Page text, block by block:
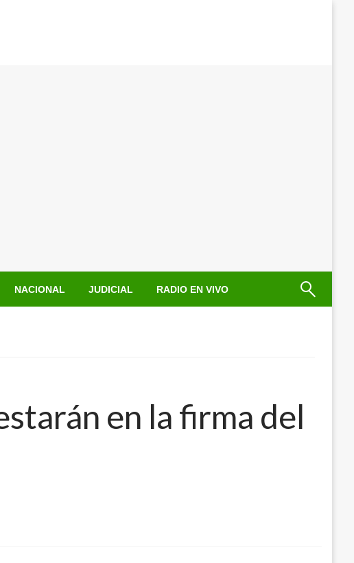
NACIONAL JUDICIAL RADIO EN VIVO
en la firma del